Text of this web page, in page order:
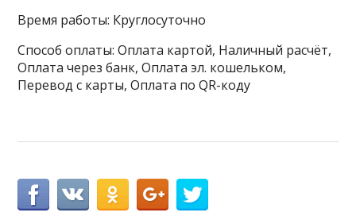
Время работы: Круглосуточно
Способ оплаты: Оплата картой, Наличный расчёт,
Оплата через банк, Оплата эл. кошельком,
Перевод с карты, Оплата по QR-коду